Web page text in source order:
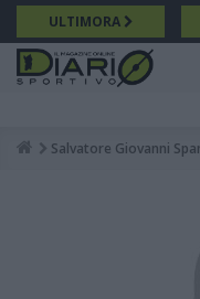
Salta
al
contenuto
principale
ULTIMORA
Breadcrumb
Salvatore Giovanni